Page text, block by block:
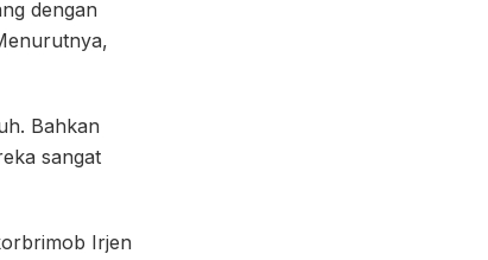
dengan
Bahkan
sangat
Irjen